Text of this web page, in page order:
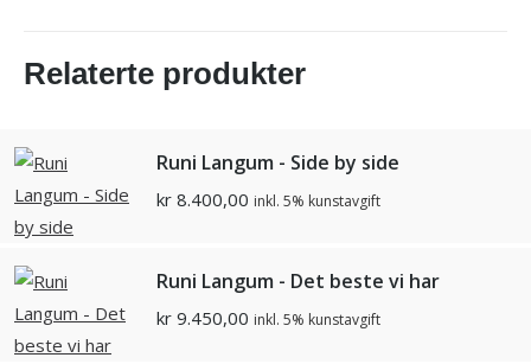
Relaterte produkter
Runi Langum - Side by side
kr 8.400,00 inkl. 5% kunstavgift
Runi Langum - Det beste vi har
kr 9.450,00 inkl. 5% kunstavgift